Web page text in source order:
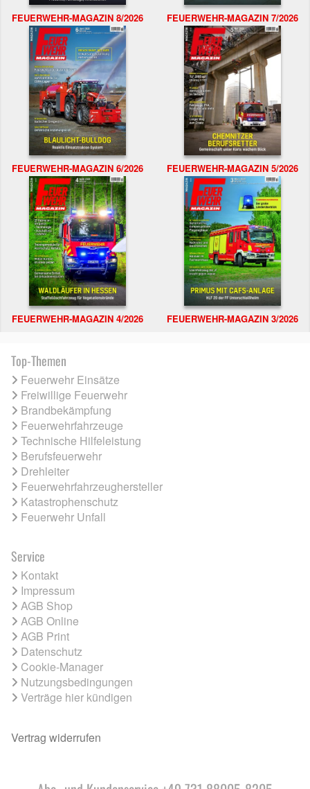
FEUERWEHR-MAGAZIN 8/2026 FEUERWEHR-MAGAZIN 7/2026
FEUERWEHR-MAGAZIN 6/2026 FEUERWEHR-MAGAZIN 5/2026
FEUERWEHR-MAGAZIN 4/2026 FEUERWEHR-MAGAZIN 3/2026
Top-Themen
Feuerwehr Einsätze
Freiwillige Feuerwehr
Brandbekämpfung
Feuerwehrfahrzeuge
Technische Hilfeleistung
Berufsfeuerwehr
Drehleiter
Feuerwehrfahrzeughersteller
Katastrophenschutz
Feuerwehr Unfall
Service
Kontakt
Impressum
AGB Shop
AGB Online
AGB Print
Datenschutz
Cookie-Manager
Nutzungsbedingungen
Verträge hier kündigen
Vertrag widerrufen